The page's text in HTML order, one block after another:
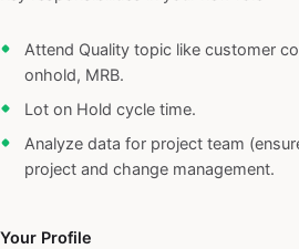
Attend Quality topic like customer
onhold, MRB.
Lot on Hold cycle time.
Analyze data for project team
project and change management.
Your Profile